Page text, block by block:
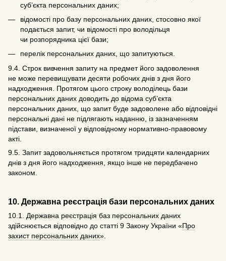
суб’єкта персональних даних;
відомості про базу персональних даних, стосовно якої
подається запит, чи відомості про володільця
чи розпорядника цієї бази;
перелік персональних даних, що запитуються.
9.4. Строк вивчення запиту на предмет його задоволення
не може перевищувати десяти робочих днів з дня його
надходження. Протягом цього строку володілець бази
персональних даних доводить до відома суб’єкта
персональних даних, що запит буде задоволене або відповідні
персональні дані не підлягають наданню, із зазначенням
підстави, визначеної у відповідному нормативно-правовому
акті.
9.5. Запит задовольняється протягом тридцяти календарних
днів з дня його надходження, якщо інше не передбачено
законом.
10. Державна реєстрація бази персональних даних
10.1. Державна реєстрація баз персональних даних
здійснюється відповідно до статті 9 Закону України «Про
захист персональних даних».